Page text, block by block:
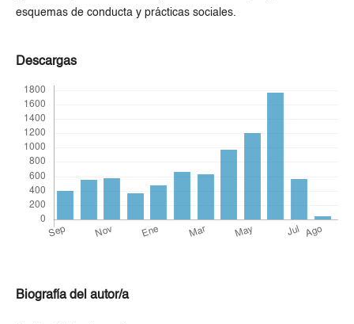
esquemas de conducta y prácticas sociales.
Descargas
Biografía del autor/a